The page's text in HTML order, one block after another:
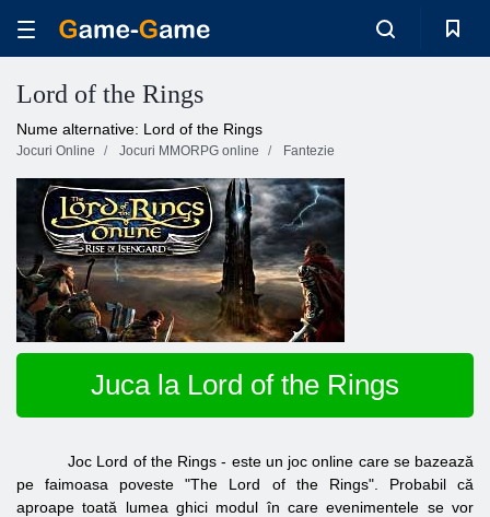
Lord of the Rings
Nume alternative: Lord of the Rings
Jocuri Online Jocuri MMORPG online Fantezie
Juca la Lord of the Rings
Joc Lord of the Rings - este un joc online care se bazează
pe faimoasa poveste "The Lord of the Rings". Probabil că
aproape toată lumea ghici modul în care evenimentele se vor